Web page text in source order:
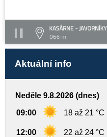
KASÁRNE - JAVORNÍKY
966 m
Aktuální info
Neděle 9.8.2026 (dnes)
09:00 18 až 21 °C
12:00 22 až 24 °C